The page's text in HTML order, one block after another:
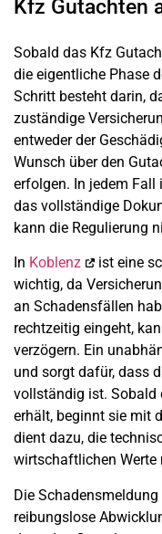
Kfz Gutachten
Sobald das Kfz
die eigentliche Phase
Schritt besteht darin,
zuständige
entweder der
Wunsch über den
erfolgen. In jedem Fall
das vollständige
kann die Regulierung
In Koblenz
ist eine
wichtig, da
an Schadensfällen
rechtzeitig eingeht,
verzögern. Ein
und sorgt dafür, dass
vollständig ist. Sobald
erhält, beginnt sie mit
dient dazu, die
wirtschaftlichen Werte
Die
reibungslose